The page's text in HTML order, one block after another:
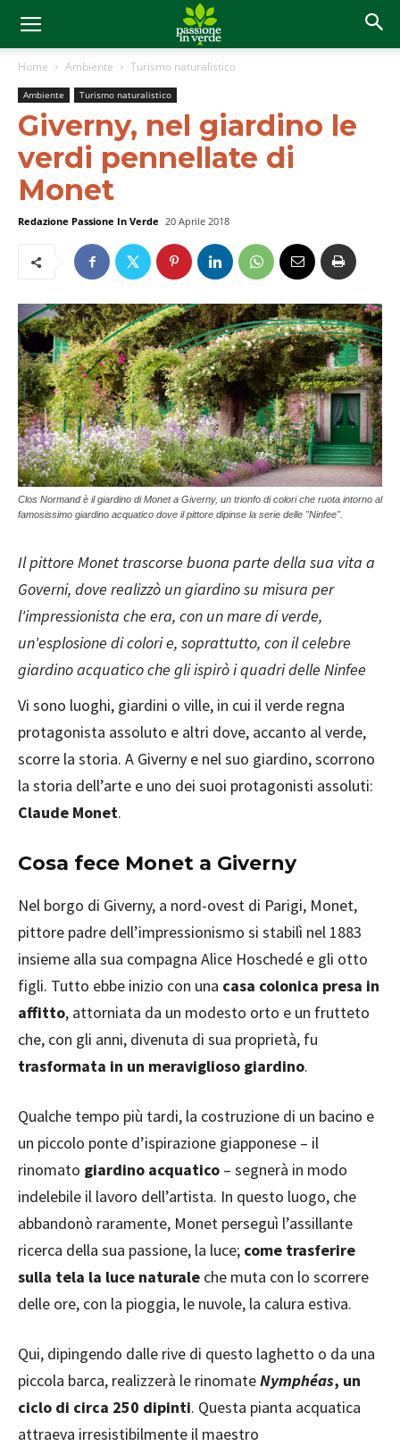
Home Ambiente Turismo naturalistico
Ambiente Turismo naturalistico
Giverny, nel giardino le
verdi pennellate di
Monet
Redazione Passione In Verde 20 Aprile 2018
Clos Normand è il giardino di Monet a Giverny, un trionfo di colori che ruota intorno al
famosissimo giardino acquatico dove il pittore dipinse la serie delle "Ninfee".
Il pittore Monet trascorse buona parte della sua vita a
Governi, dove realizzò un giardino su misura per
l'impressionista che era, con un mare di verde,
un'esplosione di colori e, soprattutto, con il celebre
giardino acquatico che gli ispirò i quadri delle Ninfee
Vi sono luoghi, giardini o ville, in cui il verde regna
protagonista assoluto e altri dove, accanto al verde,
scorre la storia. A Giverny e nel suo giardino, scorrono
la storia dell’arte e uno dei suoi protagonisti assoluti:
Claude Monet.
Cosa fece Monet a Giverny
Nel borgo di Giverny, a nord-ovest di Parigi, Monet,
pittore padre dell’impressionismo si stabilì nel 1883
insieme alla sua compagna Alice Hoschedé e gli otto
figli. Tutto ebbe inizio con una casa colonica presa in
affitto, attorniata da un modesto orto e un frutteto
che, con gli anni, divenuta di sua proprietà, fu
trasformata in un meraviglioso giardino.
Qualche tempo più tardi, la costruzione di un bacino e
un piccolo ponte d’ispirazione giapponese – il
rinomato giardino acquatico – segnerà in modo
indelebile il lavoro dell’artista. In questo luogo, che
abbandonò raramente, Monet perseguì l’assillante
ricerca della sua passione, la luce; come trasferire
sulla tela la luce naturale che muta con lo scorrere
delle ore, con la pioggia, le nuvole, la calura estiva.
Qui, dipingendo dalle rive di questo laghetto o da una
piccola barca, realizzerà le rinomateNymphéas, un
ciclo di circa 250 dipinti. Questa pianta acquatica
attraeva irresistibilmente il maestro